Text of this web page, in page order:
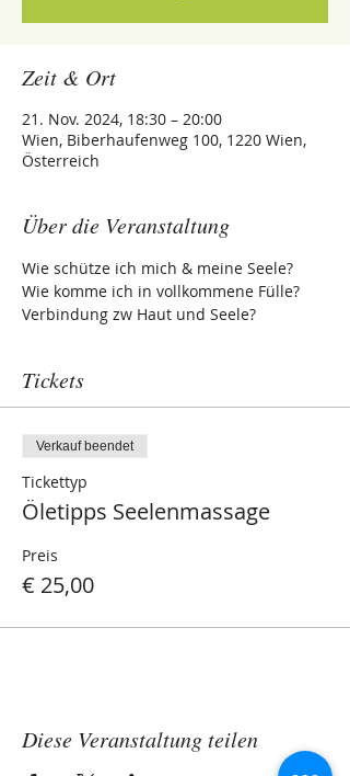
Zeit & Ort
21. Nov. 2024, 18:30 – 20:00
Wien, Biberhaufenweg 100, 1220 Wien,
Österreich
Über die Veranstaltung
Wie schütze ich mich & meine Seele?
Wie komme ich in vollkommene Fülle?
Verbindung zw Haut und Seele?
Tickets
Verkauf beendet
Tickettyp
Öletipps Seelenmassage
Preis
€ 25,00
Diese Veranstaltung teilen